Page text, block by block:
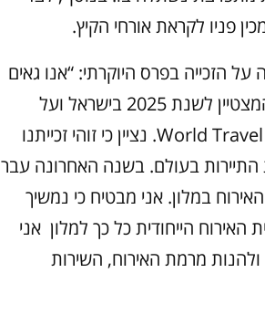
פניו לקראת אורחי הקיץ.
הזכייה בפרס היוקרתי: “אנו גאים
מאוד על בחירת אמריקן קולוני למלון הבוטיק המצטיין לשנת 2025 בישראל ועל
הבעת האמון וההערכה מצד הארגון World Travel Awards. נציין כי זוהי זכייתנו
בעולם. בשנה האחרונה עבר
במלון. אני מבטיח כי נמשיך
הייחודית כל כך למלון אני
ולהנות מרמת האירוח, השירות